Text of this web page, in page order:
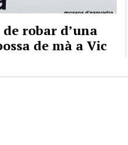
robar d’una
de mà a Vic